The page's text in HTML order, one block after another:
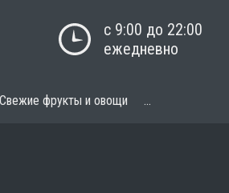
с 9:00 до 22:00
ежедневно
Свежие фрукты и овощи ...